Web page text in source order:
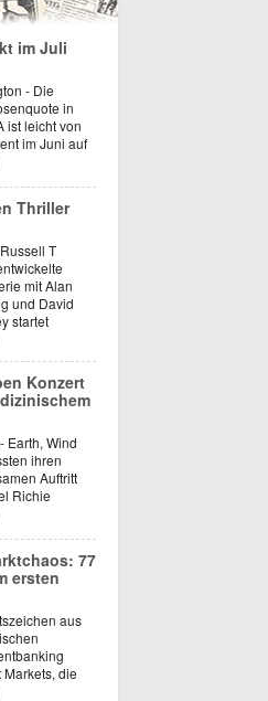
im Juli
- Die
in
ist leicht von
im Juni auf
Thriller
T
mit Alan
und David
startet
Konzert
Earth, Wind
ihren
Auftritt
Richie
77
ersten
aus
Markets, die